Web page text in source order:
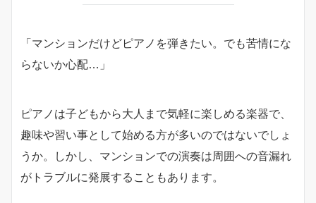
「マンションだけどピアノを弾きたい。でも苦情にな
らないか心配…」
ピアノは子どもから大人まで気軽に楽しめる楽器で、
趣味や習い事として始める方が多いのではないでしょ
うか。しかし、マンションでの演奏は周囲への音漏れ
がトラブルに発展することもあります。